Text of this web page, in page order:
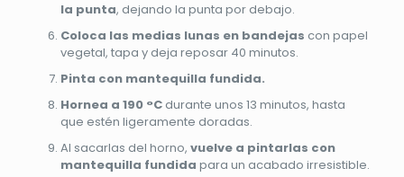
la punta, dejando la punta por debajo.
Coloca las medias lunas en bandejas con papel
vegetal, tapa y deja reposar 40 minutos.
Pinta con mantequilla fundida.
Hornea a 190 °Cdurante unos 13 minutos, hasta
que estén ligeramente doradas.
Al sacarlas del horno, vuelve a pintarlas con
mantequilla fundida para un acabado irresistible.